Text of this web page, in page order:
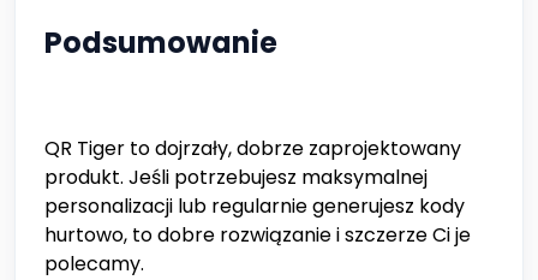
Podsumowanie
QR Tiger to dojrzały, dobrze zaprojektowany
produkt. Jeśli potrzebujesz maksymalnej
personalizacji lub regularnie generujesz kody
hurtowo, to dobre rozwiązanie i szczerze Ci je
polecamy.